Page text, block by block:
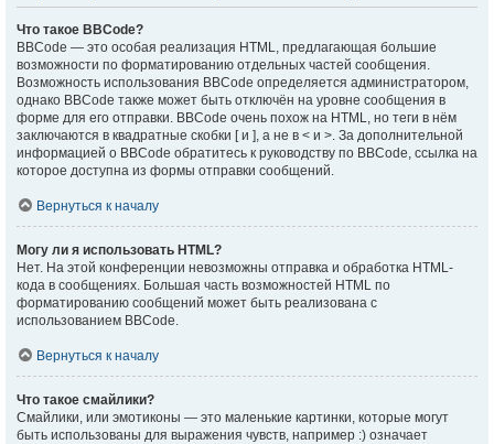
Что такое BBCode?
BBCode — это особая реализация HTML, предлагающая большие
возможности по форматированию отдельных частей сообщения.
Возможность использования BBCode определяется администратором,
однако BBCode также может быть отключён на уровне сообщения в
форме для его отправки. BBCode очень похож на HTML, но теги в нём
заключаются в квадратные скобки [ и ], а не в < и >. За дополнительной
информацией о BBCode обратитесь к руководству по BBCode, ссылка на
которое доступна из формы отправки сообщений.
Вернуться к началу
Могу ли я использовать HTML?
Нет. На этой конференции невозможны отправка и обработка HTML-
кода в сообщениях. Большая часть возможностей HTML по
форматированию сообщений может быть реализована с
использованием BBCode.
Вернуться к началу
Что такое смайлики?
Смайлики, или эмотиконы — это маленькие картинки, которые могут
быть использованы для выражения чувств, например :) означает